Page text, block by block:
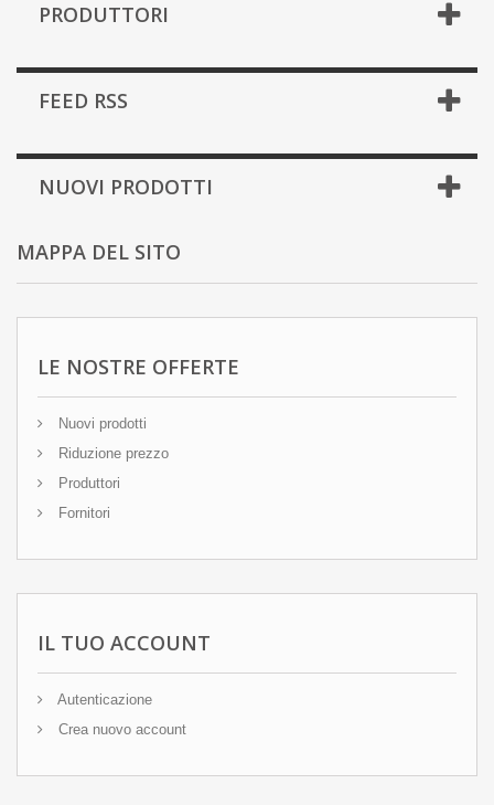
PRODUTTORI
FEED RSS
NUOVI PRODOTTI
MAPPA DEL SITO
LE NOSTRE OFFERTE
Nuovi prodotti
Riduzione prezzo
Produttori
Fornitori
IL TUO ACCOUNT
Autenticazione
Crea nuovo account